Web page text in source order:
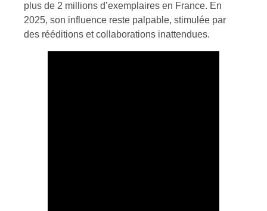
plus de 2 millions d’exemplaires en France. En
2025, son influence reste palpable, stimulée par
des rééditions et collaborations inattendues.